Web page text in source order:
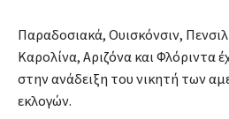
Παραδοσιακά, Ουισκόνσιν,
Καρολίνα, Αριζόνα και Φλόριντα
στην ανάδειξη του νικητή των
εκλογών.